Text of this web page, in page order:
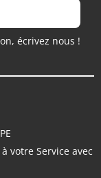
écrivez nous !
votre Service avec